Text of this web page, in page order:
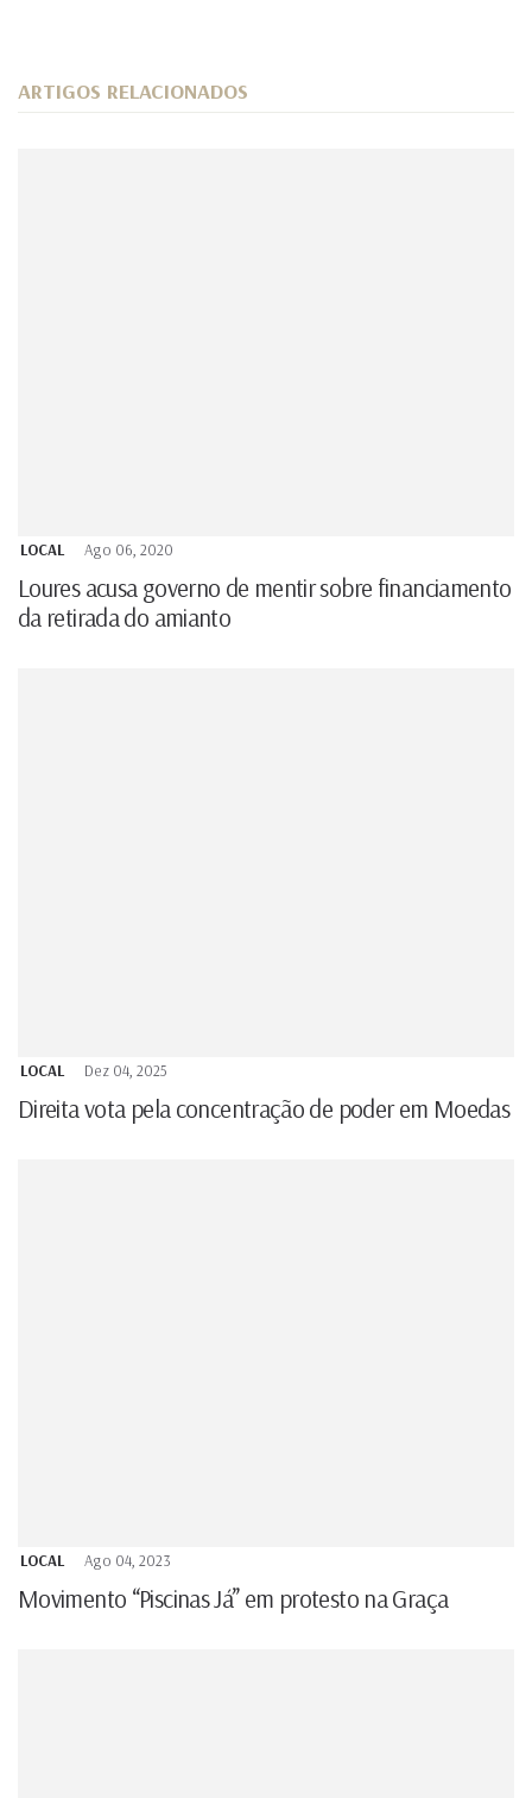
ARTIGOS RELACIONADOS
LOCAL Ago 06, 2020
Loures acusa governo de mentir sobre financiamento
da retirada do amianto
LOCAL Dez 04, 2025
Direita vota pela concentração de poder em Moedas
LOCAL Ago 04, 2023
Movimento “Piscinas Já” em protesto na Graça